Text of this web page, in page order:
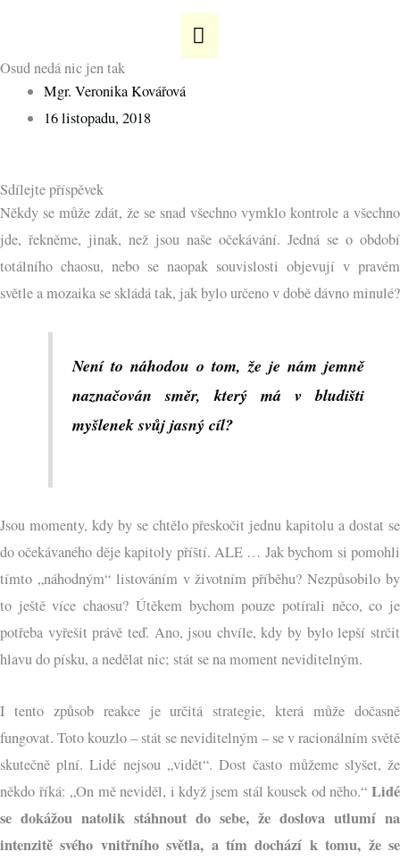
obsah
HLAVNÍ
MENU
Osud nedá nic jen tak
Mgr. Veronika Kovářová
16 listopadu, 2018
Sdílejte příspěvek
Někdy se může zdát, že se snad všechno vymklo kontrole a všechno
jde, řekněme, jinak, než jsou naše očekávání. Jedná se o období
totálního chaosu, nebo se naopak souvislosti objevují v pravém
světle a mozaika se skládá tak, jak bylo určeno v době dávno minulé?
Není to náhodou o tom, že je nám jemně
naznačován směr, který má v bludišti
myšlenek svůj jasný cíl?
Jsou momenty, kdy by se chtělo přeskočit jednu kapitolu a dostat se
do očekávaného děje kapitoly příští. ALE … Jak bychom si pomohli
tímto „náhodným“ listováním v životním příběhu? Nezpůsobilo by
to ještě více chaosu? Útěkem bychom pouze potírali něco, co je
potřeba vyřešit právě teď. Ano, jsou chvíle, kdy by bylo lepší strčit
hlavu do písku, a nedělat nic; stát se na moment neviditelným.
I tento způsob reakce je určitá strategie, která může dočasně
fungovat. Toto kouzlo – stát se neviditelným – se v racionálním světě
skutečně plní. Lidé nejsou „vidět“. Dost často můžeme slyšet, že
někdo říká: „On mě neviděl, i když jsem stál kousek od něho.“ Lidé
se dokážou natolik stáhnout do sebe, že doslova utlumí na
intenzitě svého vnitřního světla, a tím dochází k tomu, že se